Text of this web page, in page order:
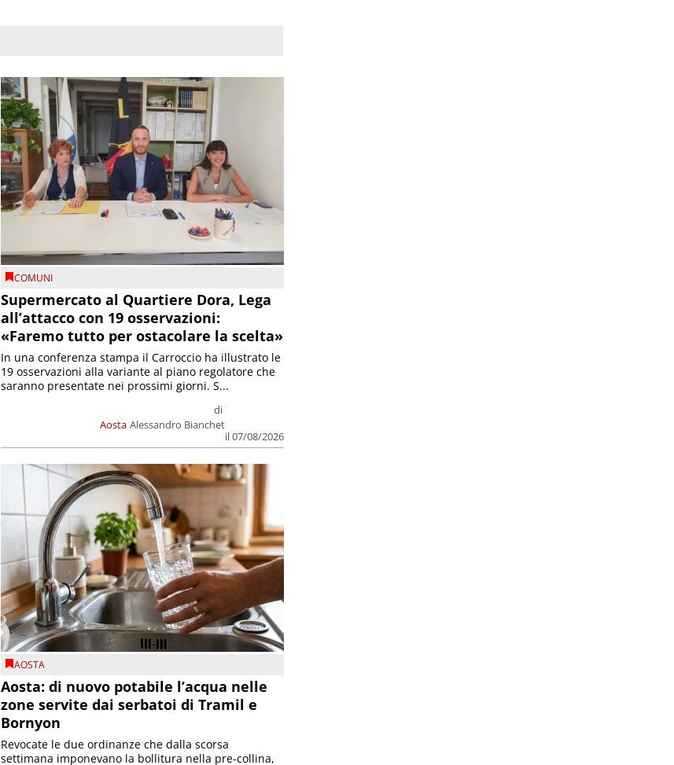
COMUNI
Supermercato al Quartiere Dora, Lega
all’attacco con 19 osservazioni:
«Faremo tutto per ostacolare la scelta»
Aosta
di
Alessandro Bianchet
il 07/08/2026
In una conferenza stampa il Carroccio ha illustrato le
19 osservazioni alla variante al piano regolatore che
saranno presentate nei prossimi giorni. S...
AOSTA
Aosta: di nuovo potabile l’acqua nelle
zone servite dai serbatoi di Tramil e
Bornyon
Revocate le due ordinanze che dalla scorsa
settimana imponevano la bollitura nella pre-collina,